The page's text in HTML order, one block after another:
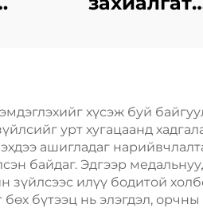
медаль,хүсэж буй
урт хугацаанд
ашигладаг
байдаг. Эдгээр
илүү бодитой
бөх бүтээц нь элэгдэл,